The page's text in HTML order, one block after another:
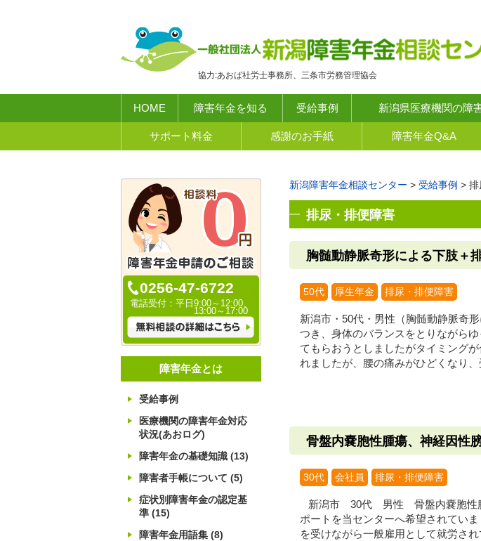
協力:あおば社労士事務所、三条市労務管理協会
HOME
障害年金を知る 受給事例 新潟県医療機関の障
サポート料金 感謝のお手紙 障害年金Q&A
新潟障害年金相談センター > 受給事例 > 排
排尿・排便障害
胸髄動静脈奇形による下肢＋
50代 厚生年金 排尿・排便障害
新潟市・50代・男性（胸髄動静脈奇
つき、身体のバランスをとりながら
てもらおうとしましたがタイミング
れましたが、腰の痛みがひどくなり
骨盤内嚢胞性腫瘍、神経因性
30代 会社員 排尿・排便障害
新潟市 30代 男性 骨盤内嚢胞性腫
ポートを当センターへ希望されてい
を受けながら一般雇用として就労さ
0256-47-6722
電話受付： 平日9:00～12:00、
13:00～17:00
障害年金とは
受給事例
医療機関の障害年金対応
状況(あおログ)
障害年金の基礎知識 (13)
障害者手帳について (5)
症状別障害年金の認定基
準 (15)
障害年金用語集 (8)